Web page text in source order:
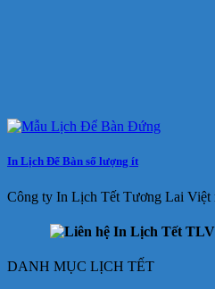
In Lịch Để Bàn số lượng ít
Công ty In Lịch Tết Tương Lai
DANH MỤC LỊCH TẾT